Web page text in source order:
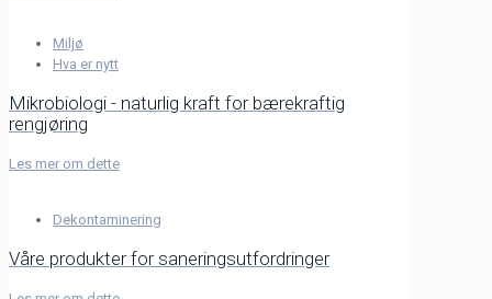
Miljø
Hva er nytt
Mikrobiologi - naturlig kraft for bærekraftig
rengjøring
Les mer om dette
Dekontaminering
Våre produkter for saneringsutfordringer